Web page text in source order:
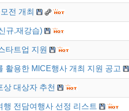
전 개최
규.재강습)
타트업 지원
활용한 MICE행사 개최 지원 공고
대상자 추천
전담여행사 선정 리스트